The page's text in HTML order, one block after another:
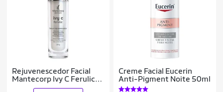
Rejuvenescedor Facial
Mantecorp Ivy C Ferulic
Sérum 30g
Creme Facial Eucerin
Anti-Pigment Noite 50ml